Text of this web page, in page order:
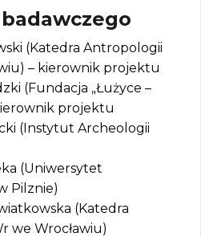
badawczego
(Katedra Antropologii
– kierownik projektu
(Fundacja „Łużyce –
projektu
(Instytut Archeologii
(Uniwersytet
Pilznie)
(Katedra
we Wrocławiu)